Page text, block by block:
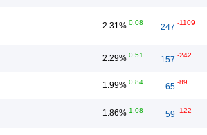
2.31% 0.08 247 -1109
2.29% 0.51 157 -242
1.99% 0.84 65 -89
1.86% 1.08 59 -122